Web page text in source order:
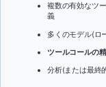
複数の有効なツ
義
多くのモデル(ロ
ツールコールの
分析(または最終